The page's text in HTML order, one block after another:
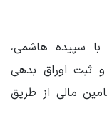
سپیده هاشمی،
و ثبت اوراق بدهی
مالی از طریق